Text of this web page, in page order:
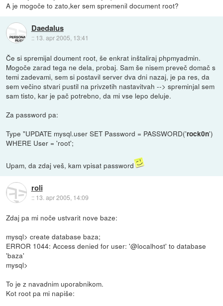
A je mogoče to zato,ker sem spremenil document root?
Daedalus
:: 13. apr 2005, 13:41
Če si spremijal doument root, še enkrat inštaliraj phpmyadmin.
Mogoče zarad tega ne dela, probaj. Sam še nisem preveč domač s
temi zadevami, sem si postavil server dva dni nazaj, je pa res, da
sem večino stvari pustil na privzetih nastavitvah --> spreminjal sem
sam tisto, kar je pač potrebno, da mi vse lepo deluje.
Za password pa:
Type "UPDATE mysql.user SET Password = PASSWORD('rock0n')
WHERE User = 'root';
Upam, da zdaj veš, kam vpisat password
roli
:: 13. apr 2005, 14:09
Zdaj pa mi noče ustvarit nove baze:
mysql> create database baza;
ERROR 1044: Access denied for user: '@localhost' to database
'baza'
mysql>
To je z navadnim uporabnikom.
Kot root pa mi napiše: